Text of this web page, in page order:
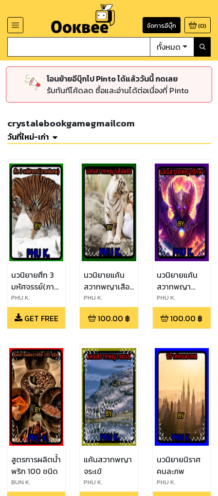
จัดการอีบุ๊ก (0)
ทั้งหมด
โอนย้ายอีบุ๊กไป Pinto ได้แล้ววันนี้ กดเลย
รับทันทีโค้ดลด ซื้อและอ่านได้ต่อเนื่องที่ Pinto
crystalebookgamegmailcom
วันที่ใหม่-เก่า
นวนิยายศึก 3
มหัศจรรย์(ภาค
พิเศษ)
PHU K.
GET FREE
นวนิยายแค้น
สวาทพญาเสือ
สมิง
PHU K.
100.00 ฿
นวนิยายแค้น
สวาทพญา
ปักษา
PHU K.
100.00 ฿
สูตรการผลิตน้ำ
พริก 100 ชนิด
ิBUN K.
แค้นสวาทพญา
จระเข้
PHU K.
นวนิยายนิราศ
คนละภพ
PHU K.